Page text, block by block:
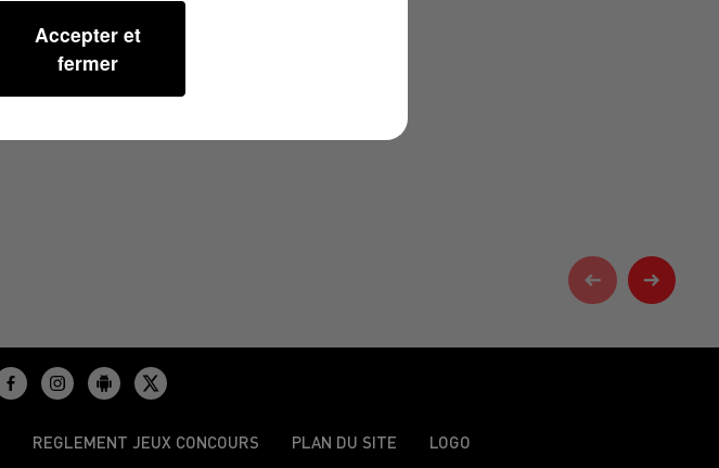
REGLEMENT JEUX CONCOURS PLAN DU SITE LOGO
Accepter et
fermer